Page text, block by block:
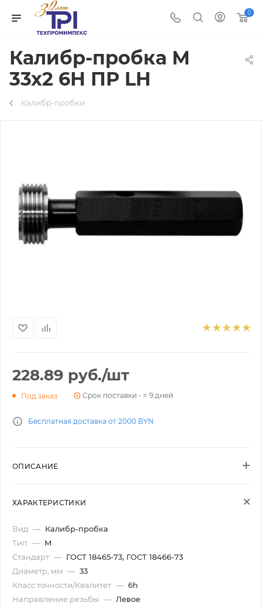
0
Калибр-пробка М
33х2 6Н ПР LH
Калибр-пробки
228.89 руб./шт
Под заказ Срок поставки - ≈ 9 дней
Бесплатная доставка от 2000 BYN
ОПИСАНИЕ
ХАРАКТЕРИСТИКИ
Вид — Калибр-пробка
Тип — М
Стандарт — ГОСТ 18465-73, ГОСТ 18466-73
Диаметр, мм — 33
Класс точности/Квалитет — 6h
Направление резьбы — Левое